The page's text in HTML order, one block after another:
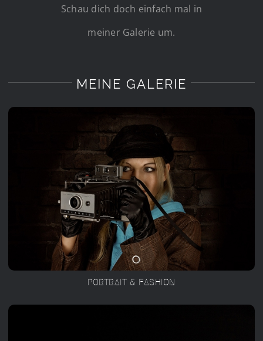
Schau dich doch einfach mal in
meiner Galerie um.
MEINE GALERIE
PORTRAIT & FASHION